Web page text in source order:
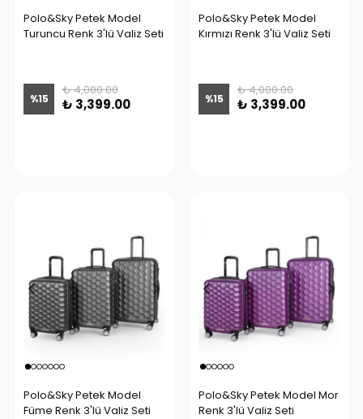
Polo&Sky Petek Model
Turuncu Renk 3'lü Valiz Seti
%15
₺ 4,000.00
₺ 3,399.00
Polo&Sky Petek Model
Kırmızı Renk 3'lü Valiz Seti
%15
₺ 4,000.00
₺ 3,399.00
Polo&Sky Petek Model
Füme Renk 3'lü Valiz Seti
Polo&Sky Petek Model Mor
Renk 3'lü Valiz Seti